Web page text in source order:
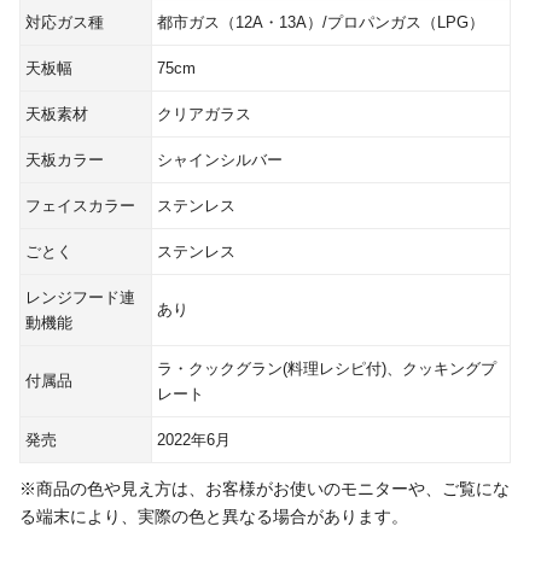
対応ガス種 都市ガス（12A・13A）/プロパンガス（LPG）
天板幅 75cm
天板素材 クリアガラス
天板カラー シャインシルバー
フェイスカラー ステンレス
ごとく ステンレス
レンジフード連
動機能
あり
付属品
ラ・クックグラン(料理レシピ付)、クッキングプ
レート
発売 2022年6月
※商品の色や見え方は、お客様がお使いのモニターや、ご覧にな
る端末により、実際の色と異なる場合があります。